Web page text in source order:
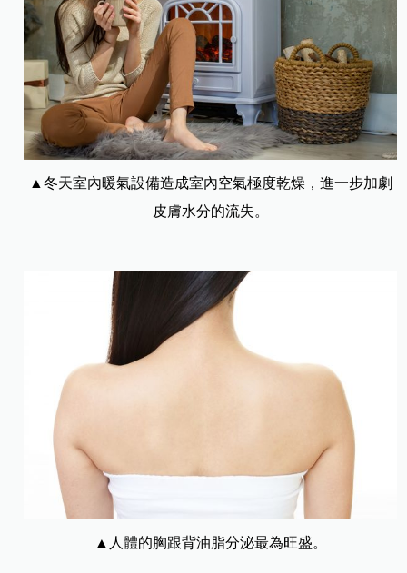
▲冬天室內暖氣設備造成室內空氣極度乾燥，進一步加劇
皮膚水分的流失。
▲人體的胸跟背油脂分泌最為旺盛。